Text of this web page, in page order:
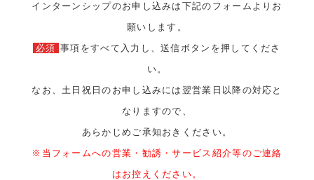
インターンシップのお申し込みは下記のフォームよりお
願いします。
必須 事項をすべて入力し、送信ボタンを押してくださ
い。
なお、土日祝日のお申し込みには翌営業日以降の対応と
なりますので、
あらかじめご承知おきください。
※当フォームへの営業・勧誘・サービス紹介等のご連絡
はお控えください。